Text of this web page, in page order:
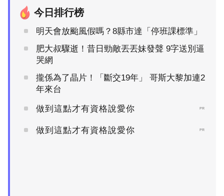
今日排行榜
明天會放颱風假嗎？8縣市達「停班課標準」
肥大叔驟逝！昔日勁敵丟丟妹發聲 9字送別逼
哭網
攏係為了晶片！「斷交19年」 哥斯大黎加連2
年來台
做到這點才有資格說愛你 PR
做到這點才有資格說愛你 PR